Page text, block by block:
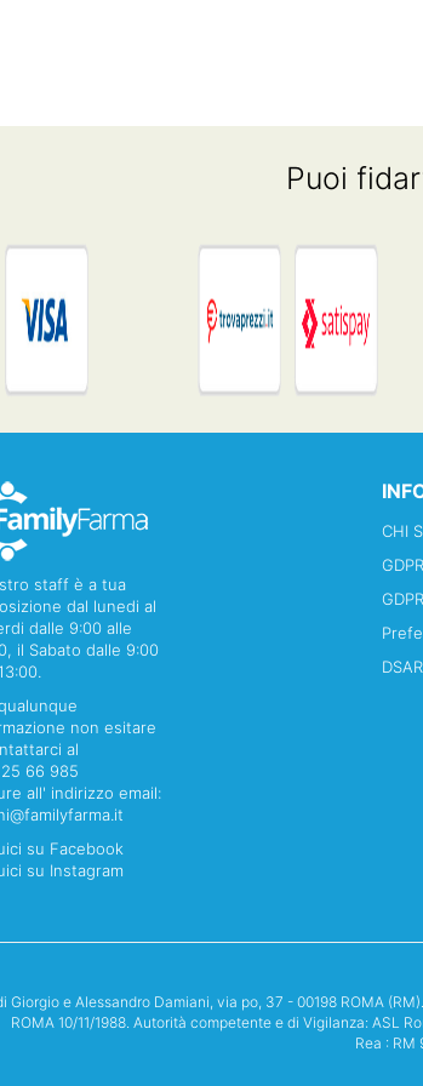
Puoi
staff è a tua
dal lunedi al
dalle 9:00 alle
il Sabato dalle 9:00
non esitare
al
66 985
all' indirizzo email:
su Facebook
su Instagram
CHI
DSAR
e Alessandro Damiani, via po, 37 - 00198 ROMA
ROMA 10/11/1988. Autorità competente e di Vigilanza: ASL
Rea : RM